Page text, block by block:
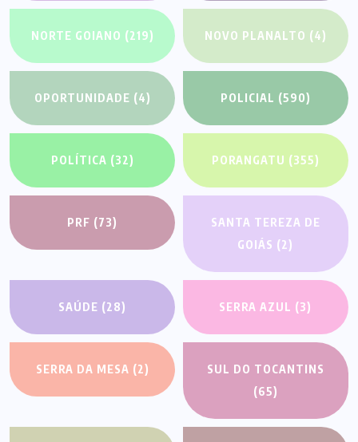
NORTE GOIANO (219) NOVO PLANALTO (4)
OPORTUNIDADE (4) POLICIAL (590)
POLÍTICA (32) PORANGATU (355)
PRF (73)
SANTA TEREZA DE
GOIÁS (2)
SAÚDE (28) SERRA AZUL (3)
SERRA DA MESA (2)
SUL DO TOCANTINS
(65)